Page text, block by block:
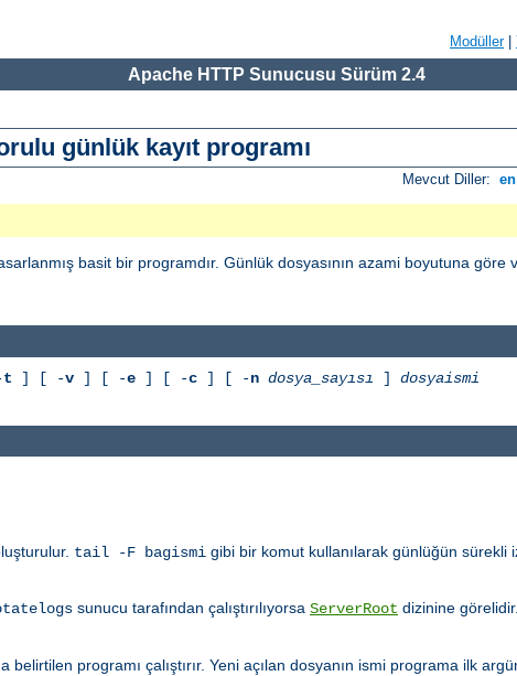
Modüller|
Apache HTTP Sunucusu Sürüm 2.4
günlük kayıt programı
Mevcut Diller: en
basit bir programdır. Günlük dosyasının azami boyutuna göre
t ] [ -v ] [ -e ] [ -c ] [ -n dosya_sayısı ] dosyaismi
tail -F bagismi gibi bir komut kullanılarak günlüğün sürekli
sunucu tarafından çalıştırılıyorsa ServerRoot dizinine görelidir.
belirtilen programı çalıştırır. Yeni açılan dosyanın ismi programa ilk